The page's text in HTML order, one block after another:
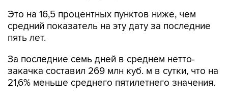
Это на 16,5 процентных пунктов ниже, чем
средний показатель на эту дату за последние
пять лет.
За последние семь дней в среднем нетто-
закачка составил 269 млн куб. м в сутки, что на
21,6% меньше среднего пятилетнего значения.